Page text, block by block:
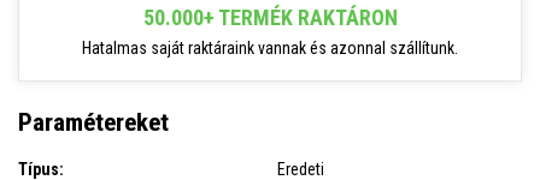
50.000+ TERMÉK RAKTÁRON
Hatalmas saját raktáraink vannak és azonnal szállítunk.
Paramétereket
Típus: Eredeti